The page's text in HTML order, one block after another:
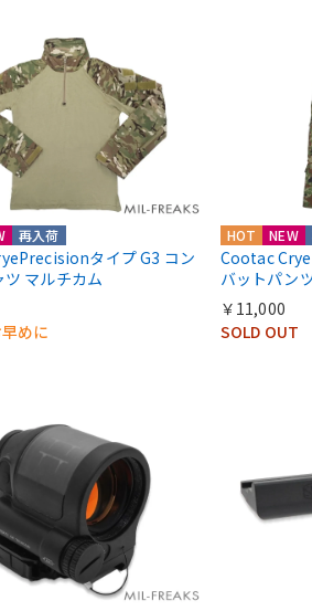
再入荷
タイプ G3 コン
マルチカム
めに
HOT NEW
Cootac
バットパン
￥11,000
SOLD OUT